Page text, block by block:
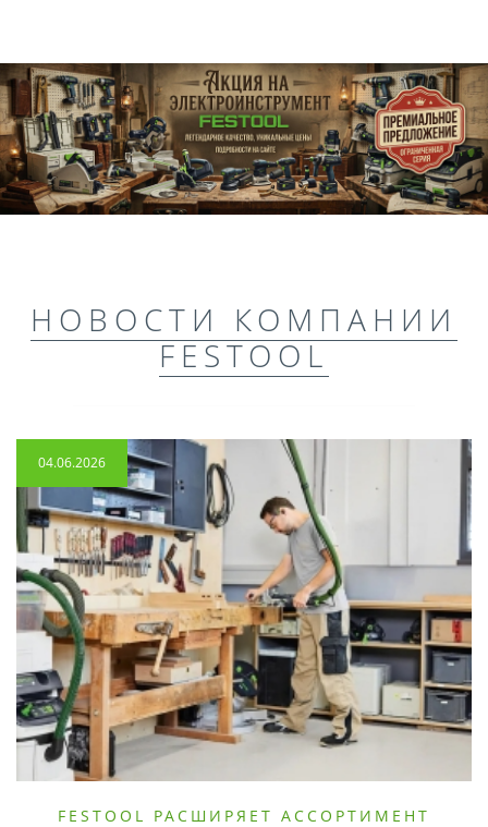
НОВОСТИ КОМПАНИИ
FESTOOL
04.06.2026
FESTOOL РАСШИРЯЕТ АССОРТИМЕНТ